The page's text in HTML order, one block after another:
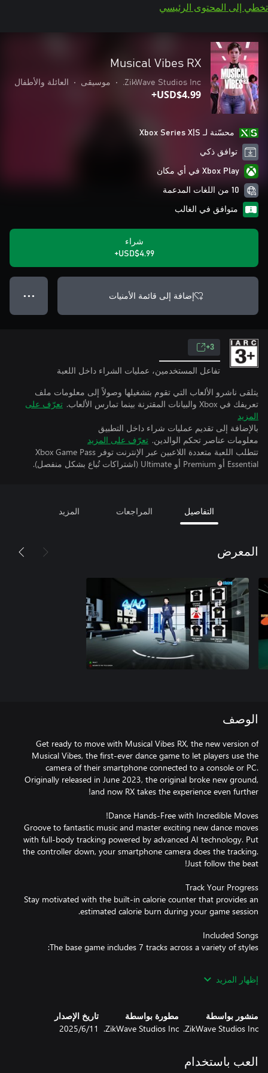
تخطي إلى المحتوى الرئيسي
Musical Vibes RX
ZikWave Studios Inc.
• موسيقى • العائلة والأطفال
USD$4.99+
محسّنة لـ Xbox Series X|S
توافق ذكي
Xbox Play في أي مكان
10 من اللغات المدعمة
متوافق في الغالب
شراء
USD$4.99+
إضافة إلى قائمة الأمنيات ● ● ●
3+
تفاعل المستخدمين، عمليات الشراء داخل اللعبة
يتلقى ناشرو الألعاب التي تقوم بتشغيلها وصولاً إلى معلومات ملف
تعريفك في Xbox والبيانات المقترنة بينما تمارس الألعاب.
تعرّف على
المزيد
بالإضافة إلى تقديم عمليات شراء داخل التطبيق
معلومات عناصر تحكم الوالدين. تعرّف على المزيد
تتطلب اللعبة متعددة اللاعبين عبر الإنترنت توفر Xbox Game Pass
Essential أو Premium أو Ultimate (اشتراكات تُباع بشكل منفصل).
التفاصيل المراجعات المزيد
المعرض
الوصف
Get ready to move with Musical Vibes RX, the new version of
Musical Vibes, the first-ever dance game to let players use the
camera of their smartphone connected to a console or PC.
Originally released in June 2023, the original broke new ground,
Groove to fantastic music and master exciting new dance moves
with full-body tracking powered by advanced AI technology. Put
the controller down, your smartphone camera does the tracking.
Stay motivated with the built-in calorie counter that provides an
إظهار المزيد
منشور بواسطة
ZikWave Studios Inc.
مطورة بواسطة
ZikWave Studios Inc.
تاريخ الإصدار
11‏/6‏/2025
العب باستخدام